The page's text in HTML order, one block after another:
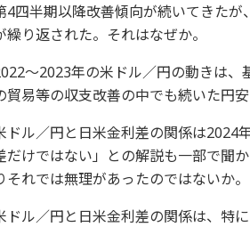
4四半期以降改善傾向が続いてきた
繰り返された。それはなぜか。
～2023年の米ドル／円の動きは
貿易等の収支改善の中でも続いた円
ドル／円と日米金利差の関係は2024
だけではない」との解説も一部で聞
それでは無理があったのではないか。
ドル／円と日米金利差の関係は、特